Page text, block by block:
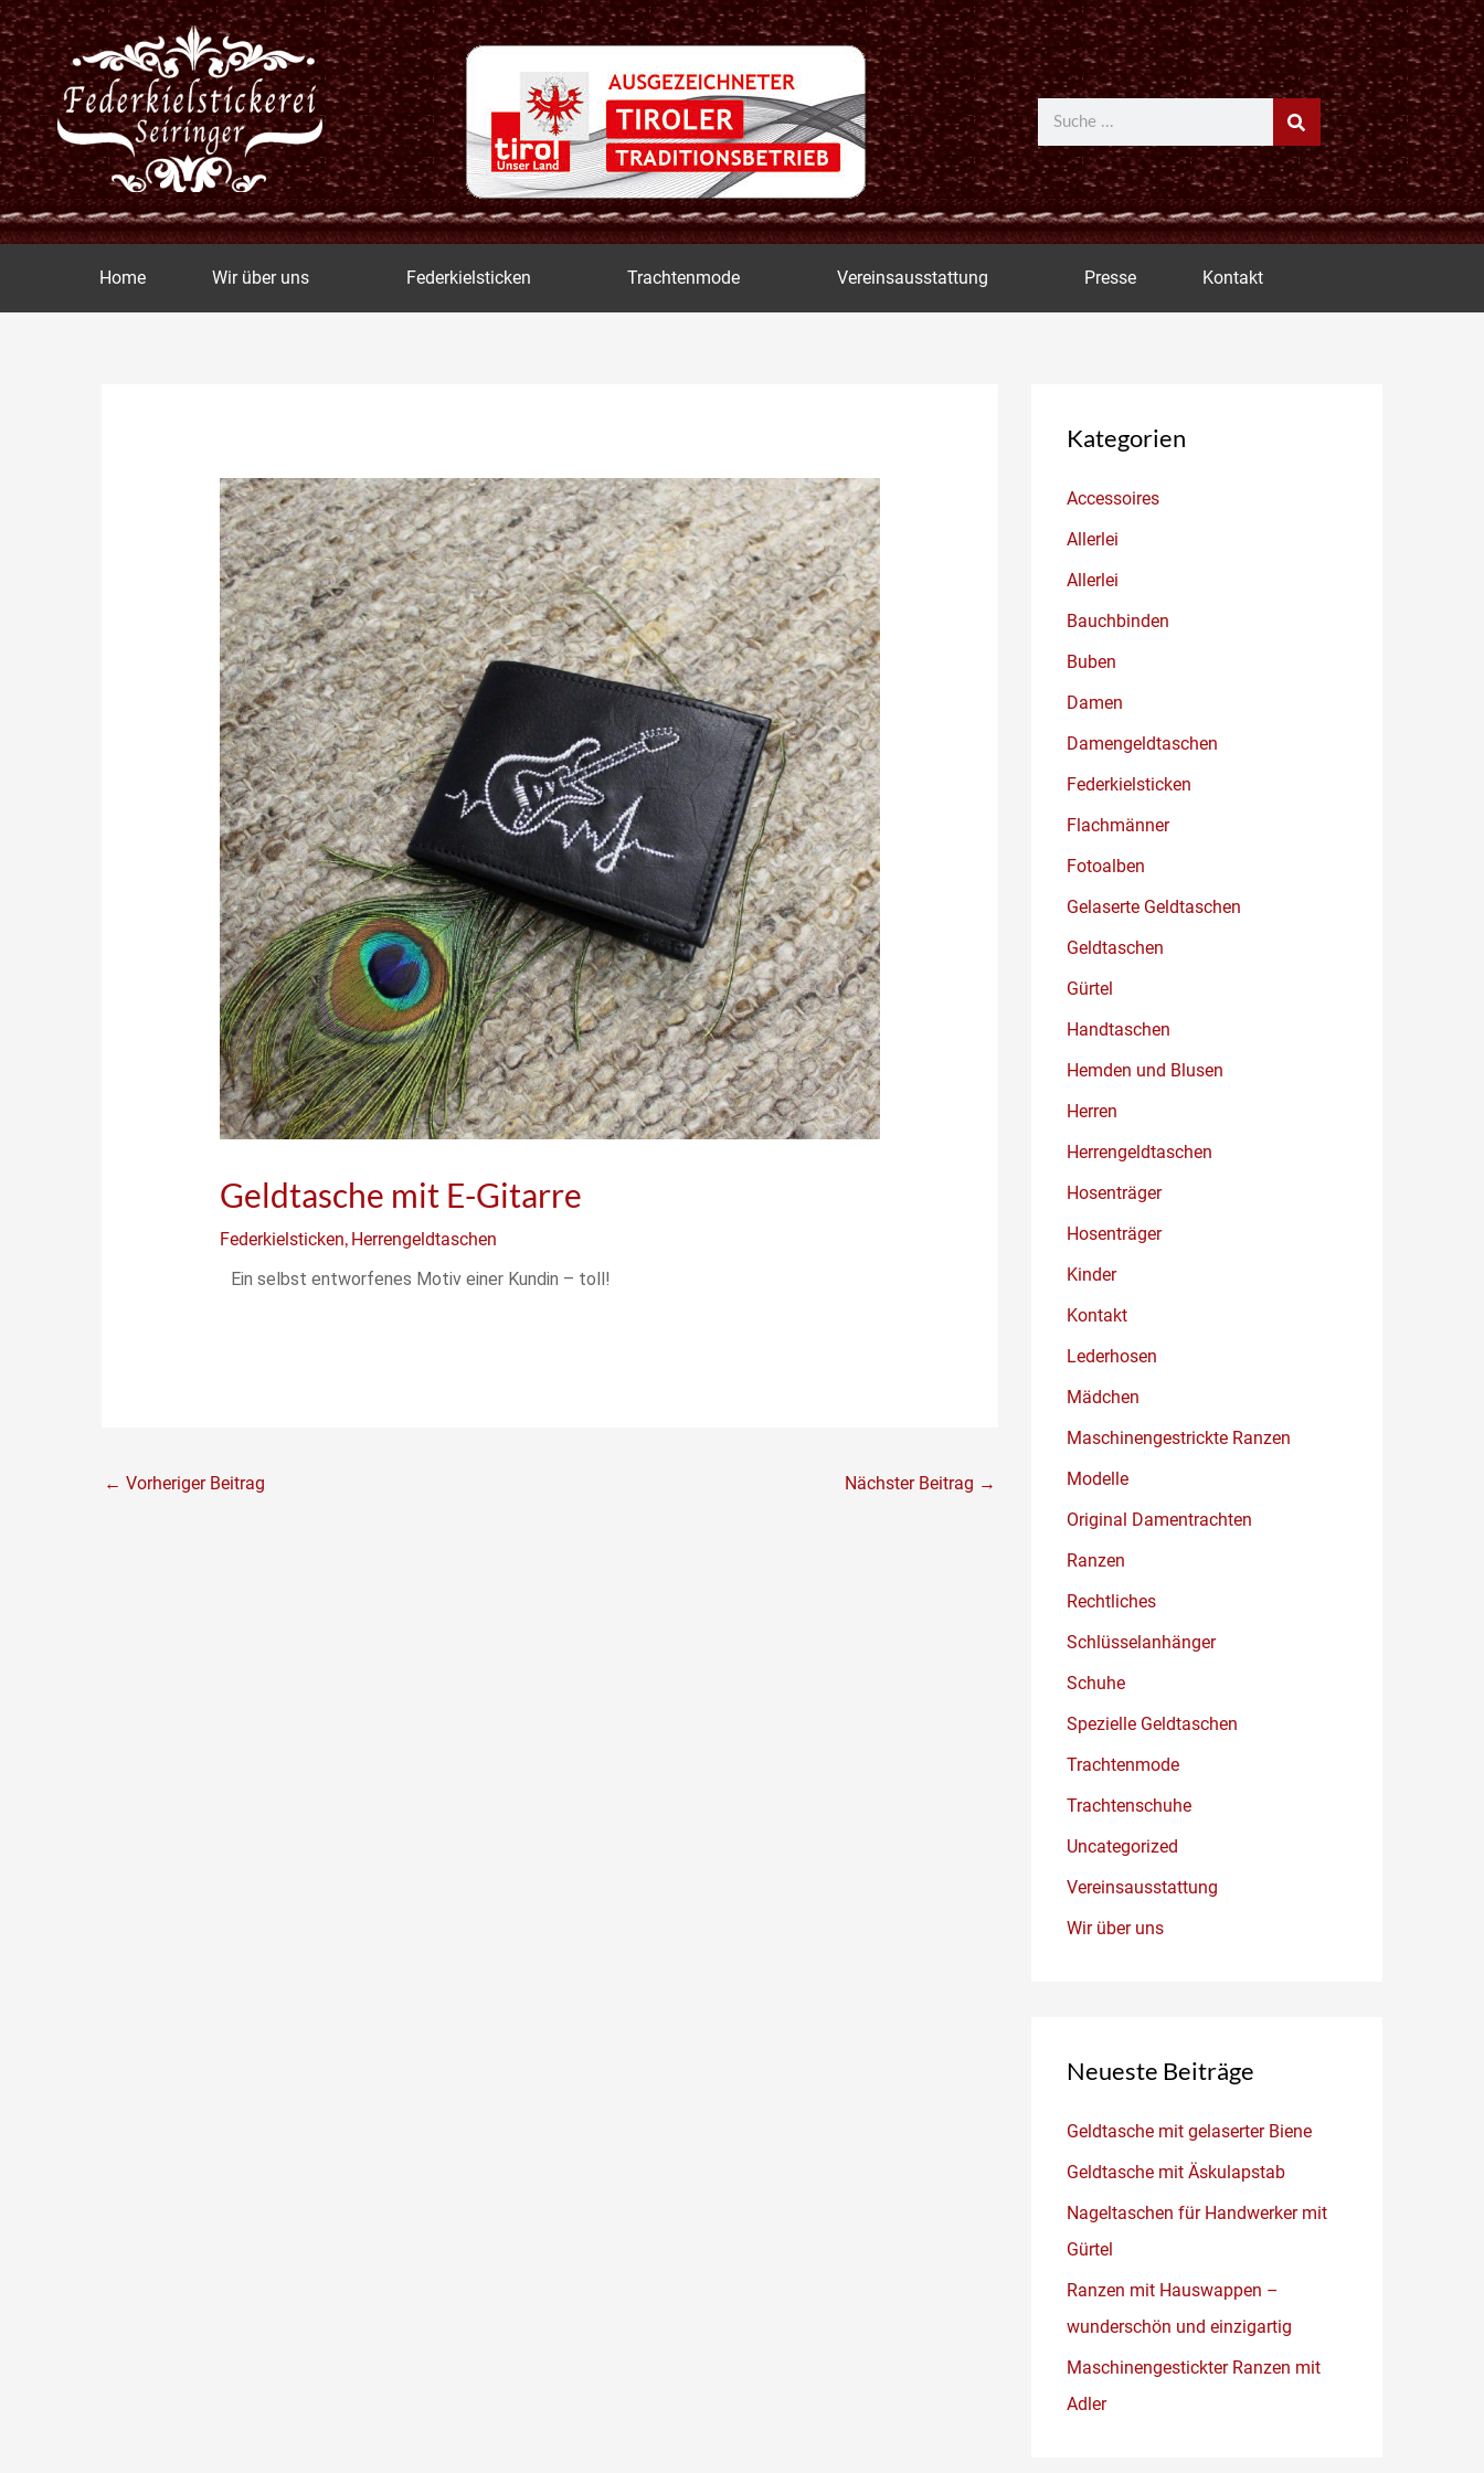
Zum
Inhalt
springen
Suche
Home Wir über uns Federkielsticken Trachtenmode Vereinsausstattung Presse Kontakt
Geldtasche mit E-Gitarre
Federkielsticken, Herrengeldtaschen
Ein selbst entworfenes Motiv einer Kundin – toll!
← Vorheriger Beitrag Nächster Beitrag →
Kategorien
Accessoires
Allerlei
Allerlei
Bauchbinden
Buben
Damen
Damengeldtaschen
Federkielsticken
Flachmänner
Fotoalben
Gelaserte Geldtaschen
Geldtaschen
Gürtel
Handtaschen
Hemden und Blusen
Herren
Herrengeldtaschen
Hosenträger
Hosenträger
Kinder
Kontakt
Lederhosen
Mädchen
Maschinengestrickte Ranzen
Modelle
Original Damentrachten
Ranzen
Rechtliches
Schlüsselanhänger
Schuhe
Spezielle Geldtaschen
Trachtenmode
Trachtenschuhe
Uncategorized
Vereinsausstattung
Wir über uns
Neueste Beiträge
Geldtasche mit gelaserter Biene
Geldtasche mit Äskulapstab
Nageltaschen für Handwerker mit
Gürtel
Ranzen mit Hauswappen –
wunderschön und einzigartig
Maschinengestickter Ranzen mit
Adler